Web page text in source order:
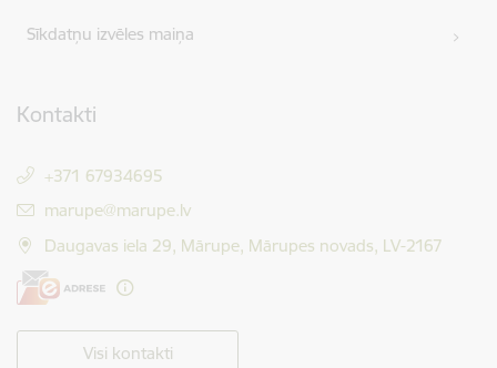
Sīkdatņu izvēles maiņa
Kontakti
+371 67934695
E-pasts:
marupe@marupe.lv
Daugavas iela 29, Mārupe, Mārupes novads, LV-2167
Visi kontakti